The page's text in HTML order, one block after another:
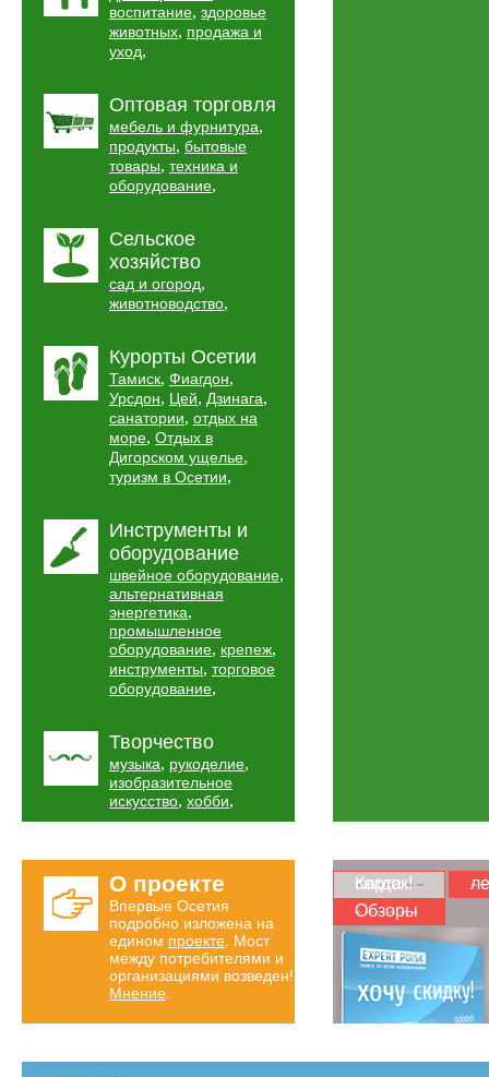
воспитание, здоровье
животных, продажа и
уход,
Оптовая торговля
мебель и фурнитура,
продукты, бытовые
товары, техника и
оборудование,
Сельское
хозяйство
сад и огород,
животноводство,
Курорты Осетии
Тамиск, Фиагдон,
Урсдон, Цей, Дзинага,
санатории, отдых на
море, Отдых в
Дигорском ущелье,
туризм в Осетии,
Инструменты и
оборудование
швейное оборудование,
альтернативная
энергетика,
промышленное
оборудование, крепеж,
инструменты, торговое
оборудование,
Творчество
музыка, рукоделие,
изобразительное
искусство, хобби,
О проекте
Впервые Осетия
подробно изложена на
едином проекте . Мост
между потребителями и
организациями возведен!
Мнение
Карта скидок!
Обзоры